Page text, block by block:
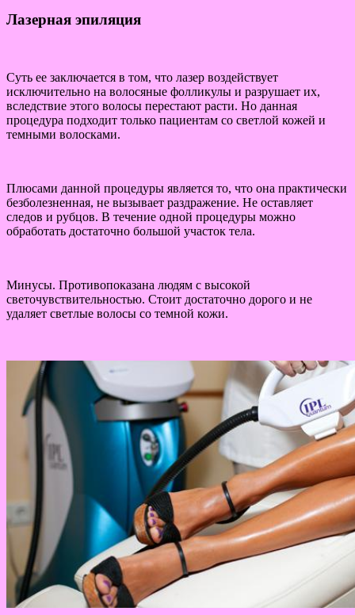
Лазерная эпиляция
Суть ее заключается в том, что лазер воздействует
исключительно на волосяные фолликулы и разрушает их,
вследствие этого волосы перестают расти. Но данная
процедура подходит только пациентам со светлой кожей и
темными волосками.
Плюсами данной процедуры является то, что она практически
безболезненная, не вызывает раздражение. Не оставляет
следов и рубцов. В течение одной процедуры можно
обработать достаточно большой участок тела.
Минусы. Противопоказана людям с высокой
светочувствительностью. Стоит достаточно дорого и не
удаляет светлые волосы со темной кожи.